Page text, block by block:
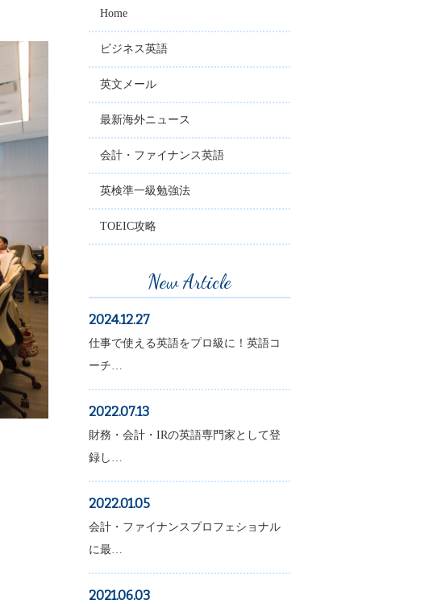
Home
ビジネス英語
英文メール
最新海外ニュース
会計・ファイナンス英語
英検準一級勉強法
TOEIC攻略
New Article
2024.12.27
仕事で使える英語をプロ級に！英語コ
ーチ…
2022.07.13
財務・会計・IRの英語専門家として登
録し…
2022.01.05
会計・ファイナンスプロフェショナル
に最…
2021.06.03